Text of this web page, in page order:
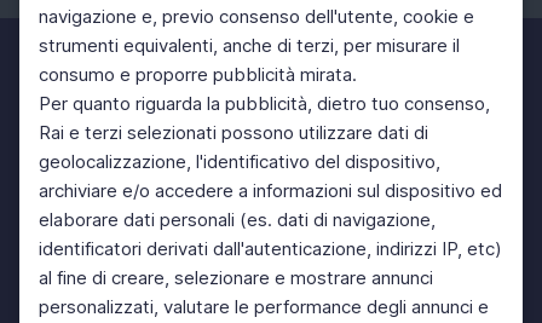
navigazione e, previo consenso dell'utente, cookie e
strumenti equivalenti, anche di terzi, per misurare il
consumo e proporre pubblicità mirata.
Per quanto riguarda la pubblicità, dietro tuo consenso,
Rai e terzi selezionati possono utilizzare dati di
geolocalizzazione, l'identificativo del dispositivo,
archiviare e/o accedere a informazioni sul dispositivo ed
elaborare dati personali (es. dati di navigazione,
identificatori derivati dall'autenticazione, indirizzi IP, etc)
al fine di creare, selezionare e mostrare annunci
personalizzati, valutare le performance degli annunci e